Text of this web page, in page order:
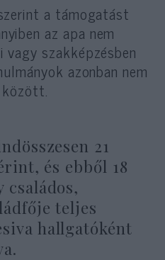
a támogatást
az apa nem
szakképzésben
azonban nem
21
és ebből 18
családos,
teljes
hallgatóként